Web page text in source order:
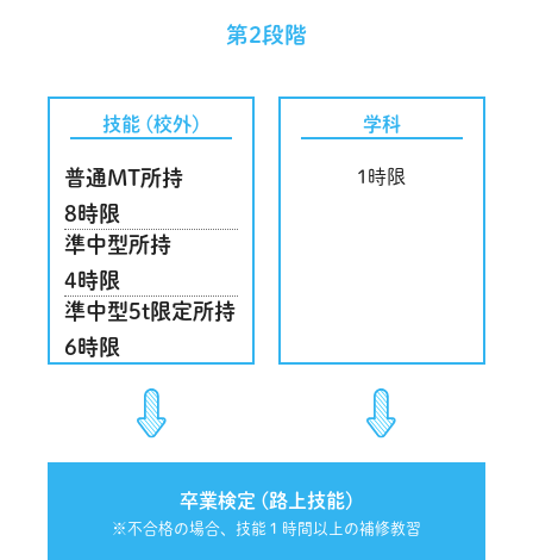
第2段階
技能 (校外)
普通MT所持
8時限
準中型所持
4時限
準中型5t限定所持
6時限
学科
1時限
卒業検定 (路上技能)
※不合格の場合、技能１時間以上の補修教習